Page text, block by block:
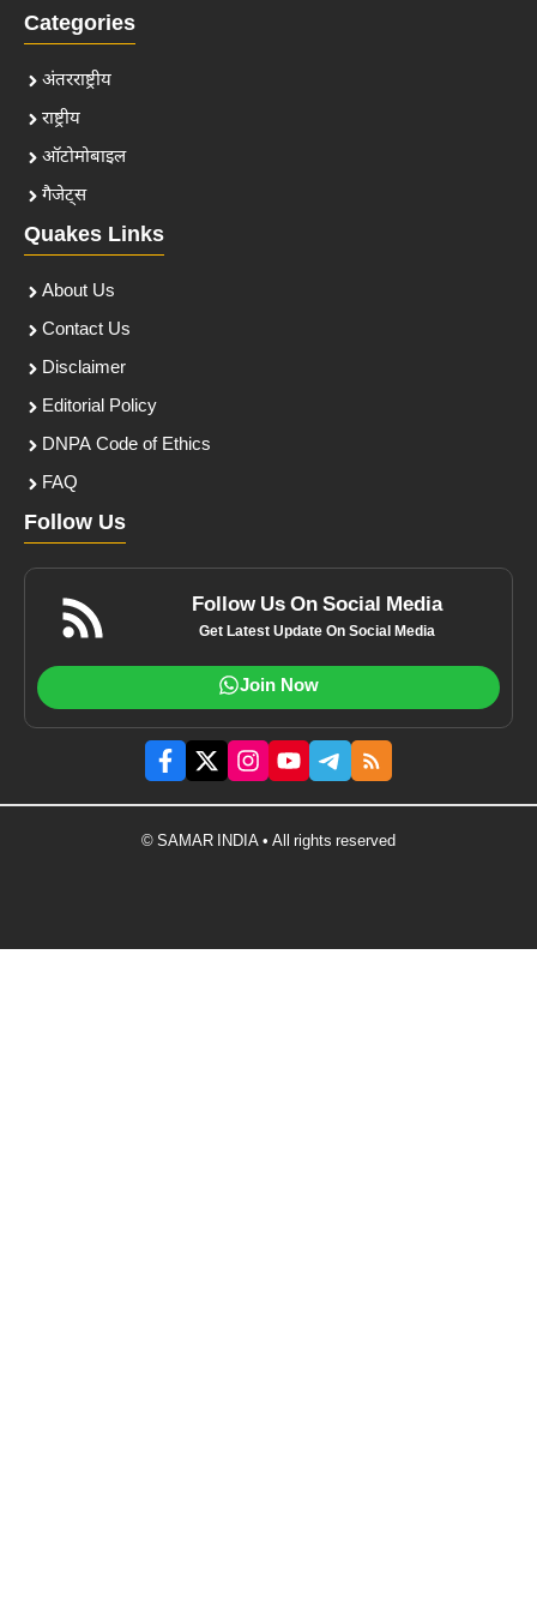
Categories
अंतरराष्ट्रीय
राष्ट्रीय
ऑटोमोबाइल
गैजेट्स
Quakes Links
About Us
Contact Us
Disclaimer
Editorial Policy
DNPA Code of Ethics
FAQ
Follow Us
Follow Us On Social Media
Get Latest Update On Social Media
Join Now
© SAMAR INDIA • All rights reserved